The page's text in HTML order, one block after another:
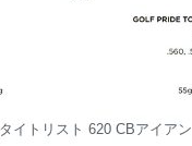
タイトリスト 620 CBアイアン